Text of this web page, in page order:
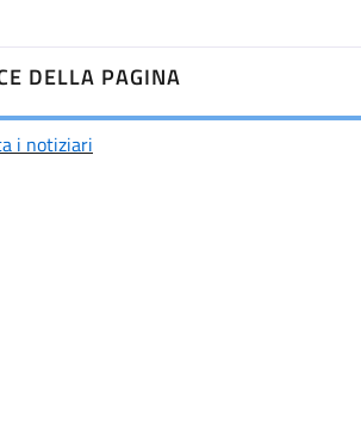
DELLA PAGINA
i notiziari